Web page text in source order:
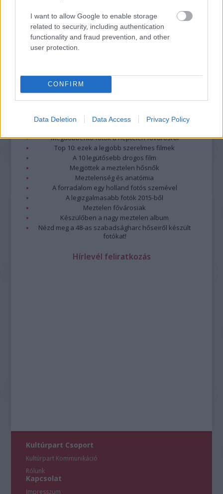
I want to allow Google to enable storage
related to security, including authentication
functionality and fraud prevention, and other
user protection.
CONFIRM
Data Deletion Data Access Privacy Policy
minősülnek, értük aszolgáltatás technikaiüzemeltetője semmilyen felelősséget
nem vállal, azokat nem ellenőrzi. Kifogás esetén forduljon a blog szerkesztőjéhez.
Részletek aFelhasználási feltételekbenés azadatvédelmi tájékoztatóban
Legolvasottabb
Megdöbbentő fotók a néptelen fővárosról
Top 10: ezek a legjobb szerelmes filmek
A 10 legütősebb drogos film
Megjöttek a meztelen hősnők
Meztelenség és anatómia
A forradalom egy holland fotós szemével
A legizgalmasabb fotók 2015-ből
Meztelen fővárosiak
Készülőben a nagy meztelen album
Nézd meg a 48-as szabadságharc hőseiről készült
fotókat!
Hírlevél feliratkozás
Kultúrpart Csoport
Kultúrpart Kommunikáció
Rólunk
Kapcsolat
Impresszum